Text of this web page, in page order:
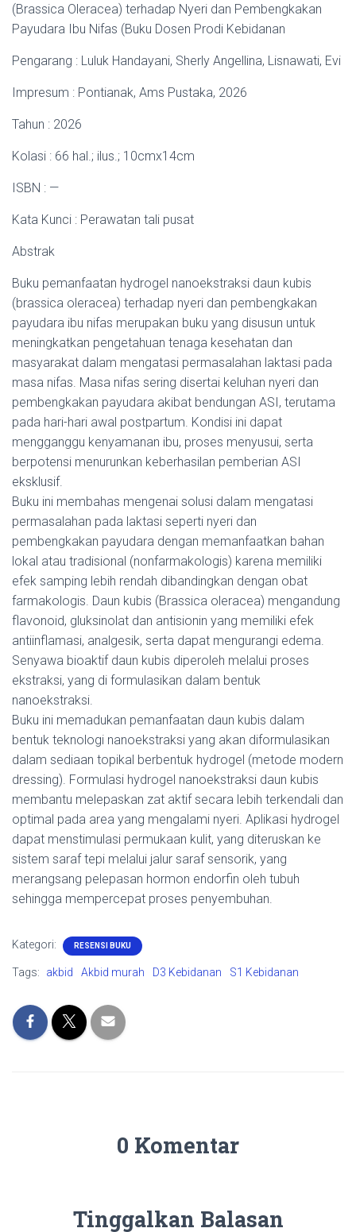
(Brassica Oleracea) terhadap Nyeri dan Pembengkakan
Payudara Ibu Nifas (Buku Dosen Prodi Kebidanan
Pengarang : Luluk Handayani, Sherly Angellina, Lisnawati, Evi
Impresum : Pontianak, Ams Pustaka, 2026
Tahun : 2026
Kolasi : 66 hal.; ilus.; 10cmx14cm
ISBN : —
Kata Kunci : Perawatan tali pusat
Abstrak
Buku pemanfaatan hydrogel nanoekstraksi daun kubis
(brassica oleracea) terhadap nyeri dan pembengkakan
payudara ibu nifas merupakan buku yang disusun untuk
meningkatkan pengetahuan tenaga kesehatan dan
masyarakat dalam mengatasi permasalahan laktasi pada
masa nifas. Masa nifas sering disertai keluhan nyeri dan
pembengkakan payudara akibat bendungan ASI, terutama
pada hari-hari awal postpartum. Kondisi ini dapat
mengganggu kenyamanan ibu, proses menyusui, serta
berpotensi menurunkan keberhasilan pemberian ASI
eksklusif.
Buku ini membahas mengenai solusi dalam mengatasi
permasalahan pada laktasi seperti nyeri dan
pembengkakan payudara dengan memanfaatkan bahan
lokal atau tradisional (nonfarmakologis) karena memiliki
efek samping lebih rendah dibandingkan dengan obat
farmakologis. Daun kubis (Brassica oleracea) mengandung
flavonoid, gluksinolat dan antisionin yang memiliki efek
antiinflamasi, analgesik, serta dapat mengurangi edema.
Senyawa bioaktif daun kubis diperoleh melalui proses
ekstraksi, yang di formulasikan dalam bentuk
nanoekstraksi.
Buku ini memadukan pemanfaatan daun kubis dalam
bentuk teknologi nanoekstraksi yang akan diformulasikan
dalam sediaan topikal berbentuk hydrogel (metode modern
dressing). Formulasi hydrogel nanoekstraksi daun kubis
membantu melepaskan zat aktif secara lebih terkendali dan
optimal pada area yang mengalami nyeri. Aplikasi hydrogel
dapat menstimulasi permukaan kulit, yang diteruskan ke
sistem saraf tepi melalui jalur saraf sensorik, yang
merangsang pelepasan hormon endorfin oleh tubuh
sehingga mempercepat proses penyembuhan.
Kategori: RESENSI BUKU
Tags: akbid Akbid murah D3 Kebidanan S1 Kebidanan
0 Komentar
Tinggalkan Balasan